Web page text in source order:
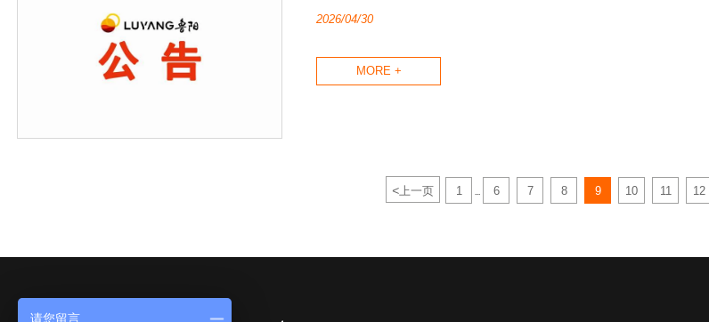
2026/04/30
MORE +
< 上一页 1 6 7 8 9 10 11 12
请您留言